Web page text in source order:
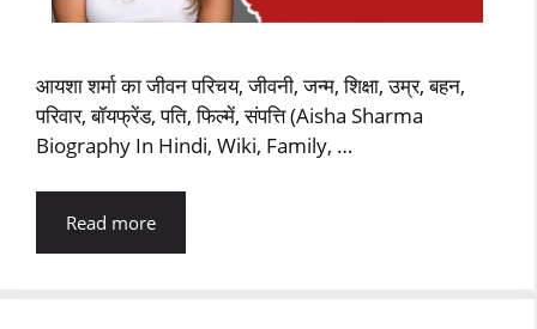
आयशा शर्मा का जीवन परिचय, जीवनी, जन्म, शिक्षा, उम्र, बहन,
परिवार, बॉयफ्रेंड, पति, फिल्में, संपत्ति (Aisha Sharma
Biography In Hindi, Wiki, Family, …
Read more